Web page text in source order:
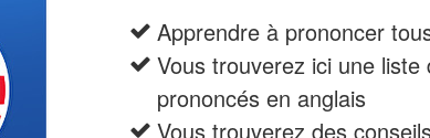
Apprendre à prononcer
Vous trouverez ici une
prononcés en anglais
Vous trouverez des